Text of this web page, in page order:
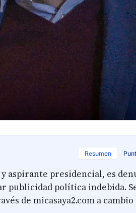
Resumen
aspirante presidencial, es
publicidad política indebida.
de micasaya2.com a cambio